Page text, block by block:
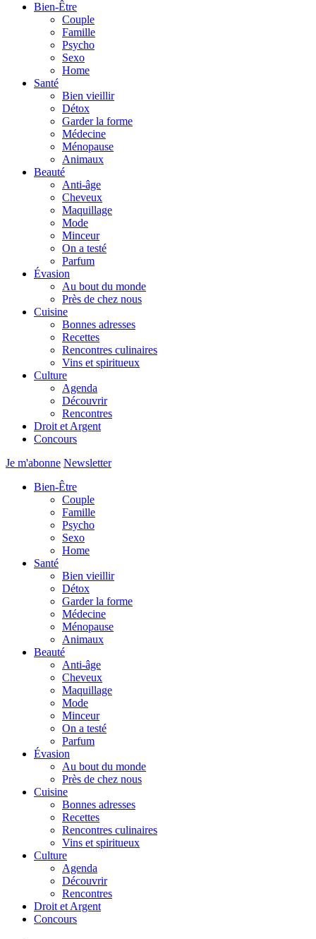
Bien-Être
Couple
Famille
Psycho
Sexo
Home
Santé
Bien vieillir
Détox
Garder la forme
Médecine
Ménopause
Animaux
Beauté
Anti-âge
Cheveux
Maquillage
Mode
Minceur
On a testé
Parfum
Évasion
Au bout du monde
Près de chez nous
Cuisine
Bonnes adresses
Recettes
Rencontres culinaires
Vins et spiritueux
Culture
Agenda
Découvrir
Rencontres
Droit et Argent
Concours
Je m'abonne Newsletter
Bien-Être
Couple
Famille
Psycho
Sexo
Home
Santé
Bien vieillir
Détox
Garder la forme
Médecine
Ménopause
Animaux
Beauté
Anti-âge
Cheveux
Maquillage
Mode
Minceur
On a testé
Parfum
Évasion
Au bout du monde
Près de chez nous
Cuisine
Bonnes adresses
Recettes
Rencontres culinaires
Vins et spiritueux
Culture
Agenda
Découvrir
Rencontres
Droit et Argent
Concours